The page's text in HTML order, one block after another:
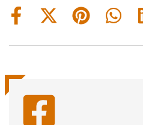
Share
Share
(Twitter)
Share
Share